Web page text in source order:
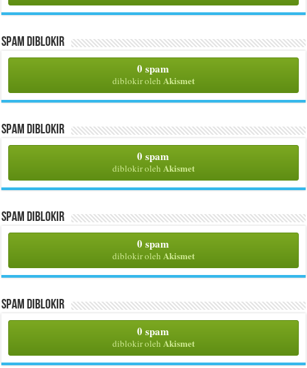
Spam Diblokir
0 spam
diblokir oleh Akismet
Spam Diblokir
0 spam
diblokir oleh Akismet
Spam Diblokir
0 spam
diblokir oleh Akismet
Spam Diblokir
0 spam
diblokir oleh Akismet